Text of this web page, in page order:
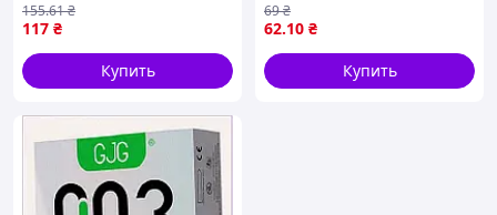
117 ₴
155.61₴
Купить
шипов насадка
стимулирующая на член 1
шт
62.10 ₴
69₴
Купить